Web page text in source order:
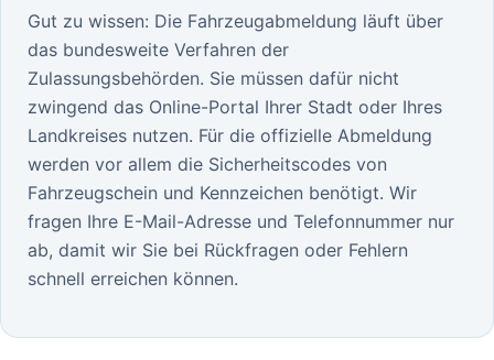
Gut zu wissen: Die Fahrzeugabmeldung läuft über
das bundesweite Verfahren der
Zulassungsbehörden. Sie müssen dafür nicht
zwingend das Online-Portal Ihrer Stadt oder Ihres
Landkreises nutzen. Für die offizielle Abmeldung
werden vor allem die Sicherheitscodes von
Fahrzeugschein und Kennzeichen benötigt. Wir
fragen Ihre E-Mail-Adresse und Telefonnummer nur
ab, damit wir Sie bei Rückfragen oder Fehlern
schnell erreichen können.